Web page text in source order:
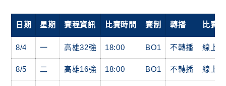
日期 星期 賽程資訊 比賽時間 賽制 轉播 比賽
8/4 一 高雄32強 18:00 BO1 不轉播 線上
8/5 二 高雄16強 18:00 BO1 不轉播 線上